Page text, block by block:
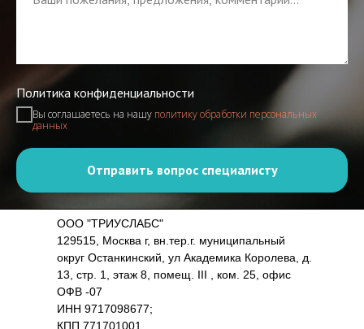
Политика конфиденциальности
Вы соглашаетесь на нашу политику обработки персональных
данных
Отправить вопрос специалисту
ООО "ТРИУСЛАБС"
129515, Москва г, вн.тер.г. муниципальный
округ Останкинский, ул Академика Королева, д.
13, стр. 1, этаж 8, помещ. III , ком. 25, офис
ОФВ -07
ИНН 9717098677;
КПП 771701001